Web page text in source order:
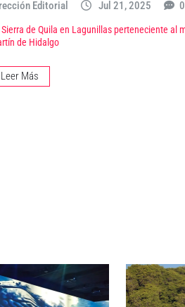
Editorial Jul 21, 2025 0
Sierra de Quila en Lagunillas perteneciente al
de Hidalgo
Leer Más